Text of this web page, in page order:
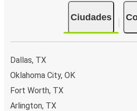
equipaje de mano y una pieza de
autobús desde o hacia
sitio web o en la app gratuita de
completar tu reserva en unos
boleto desde/hacia Graham en
diferentes formas de pago seguras
Ciudades
Dallas, TX
Oklahoma City, OK
Fort Worth, TX
Arlington, TX